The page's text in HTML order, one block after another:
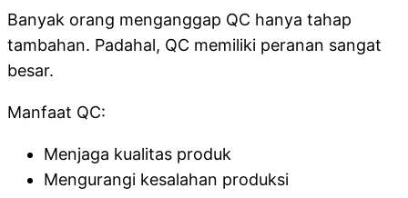
Banyak orang menganggap QC hanya tahap
tambahan. Padahal, QC memiliki peranan sangat
besar.
Manfaat QC:
Menjaga kualitas produk
Mengurangi kesalahan produksi